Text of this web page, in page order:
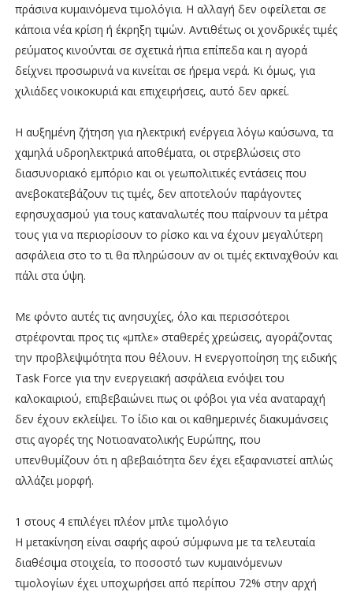
πράσινα κυμαινόμενα τιμολόγια. Η αλλαγή δεν οφείλεται σε
κάποια νέα κρίση ή έκρηξη τιμών. Αντιθέτως οι χονδρικές τιμές
ρεύματος κινούνται σε σχετικά ήπια επίπεδα και η αγορά
δείχνει προσωρινά να κινείται σε ήρεμα νερά. Κι όμως, για
χιλιάδες νοικοκυριά και επιχειρήσεις, αυτό δεν αρκεί.
Η αυξημένη ζήτηση για ηλεκτρική ενέργεια λόγω καύσωνα, τα
χαμηλά υδροηλεκτρικά αποθέματα, οι στρεβλώσεις στο
διασυνοριακό εμπόριο και οι γεωπολιτικές εντάσεις που
ανεβοκατεβάζουν τις τιμές, δεν αποτελούν παράγοντες
εφησυχασμού για τους καταναλωτές που παίρνουν τα μέτρα
τους για να περιορίσουν το ρίσκο και να έχουν μεγαλύτερη
ασφάλεια στο το τι θα πληρώσουν αν οι τιμές εκτιναχθούν και
πάλι στα ύψη.
Με φόντο αυτές τις ανησυχίες, όλο και περισσότεροι
στρέφονται προς τις «μπλε» σταθερές χρεώσεις, αγοράζοντας
την προβλεψιμότητα που θέλουν. Η ενεργοποίηση της ειδικής
Task Force για την ενεργειακή ασφάλεια ενόψει του
καλοκαιριού, επιβεβαιώνει πως οι φόβοι για νέα αναταραχή
δεν έχουν εκλείψει. Το ίδιο και οι καθημερινές διακυμάνσεις
στις αγορές της Νοτιοανατολικής Ευρώπης, που
υπενθυμίζουν ότι η αβεβαιότητα δεν έχει εξαφανιστεί απλώς
αλλάζει μορφή.
1 στους 4 επιλέγει πλέον μπλε τιμολόγιο
Η μετακίνηση είναι σαφής αφού σύμφωνα με τα τελευταία
διαθέσιμα στοιχεία, το ποσοστό των κυμαινόμενων
τιμολογίων έχει υποχωρήσει από περίπου 72% στην αρχή